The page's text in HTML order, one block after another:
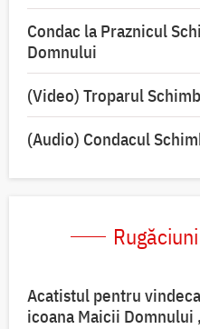
Condac la Praznicul
Domnului
(Video) Troparul
(Audio) Condacul
Acatistul pentru
icoana Maicii Domnului